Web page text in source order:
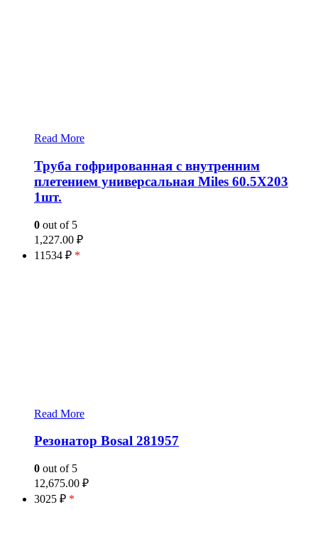
Read More
Труба гофрированная с внутренним
плетением универсальная Miles 60.5X203
1шт.
0 out of 5
1,227.00 ₽
11534 ₽ *
Read More
Резонатор Bosal 281957
0 out of 5
12,675.00 ₽
3025 ₽ *